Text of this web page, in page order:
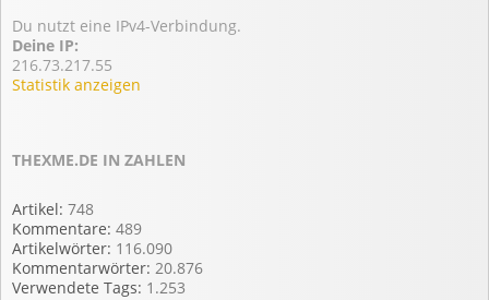
Du nutzt eine IPv4-Verbindung.
Deine IP:
216.73.217.55
Statistik anzeigen
THEXME.DE IN ZAHLEN
Artikel: 748
Kommentare: 489
Artikelwörter: 116.090
Kommentarwörter: 20.876
Verwendete Tags: 1.253